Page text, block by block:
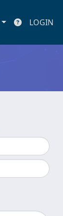
LOGIN